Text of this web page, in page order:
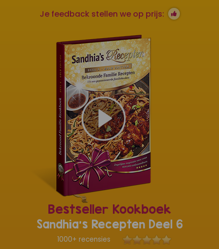
Je feedback stellen we op prijs:
Bestseller Kookboek
Sandhia's Recepten Deel 6
1000+ recensies